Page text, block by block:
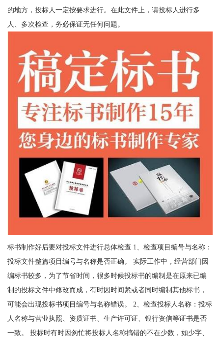
的地方，投标人一定按要求进行。在此文件上，请投标人进行多
人、多次检查，务必保证无任何问题。
标书制作好后要对投标文件进行总体检查 1、检查项目编号与名称：
投标文件整篇项目编号与名称是否正确。 实际工作中，经营部门因
编标书较多，为了节省时间，很多时候投标书的编制是在原来已编
制的投标文件中修改而成，有时因时间紧或者同时编制其他标书，
可能会出现投标书项目编号与名称错误。 2、检查投标人名称：投标
人名称与营业执照、资质证书、生产许可证、银行资信等证书是否
一致。 投标时有时因匆忙将投标人名称搞错的不在少数，如少字、